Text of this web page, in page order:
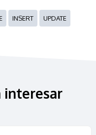
INSERT UPDATE
interesar